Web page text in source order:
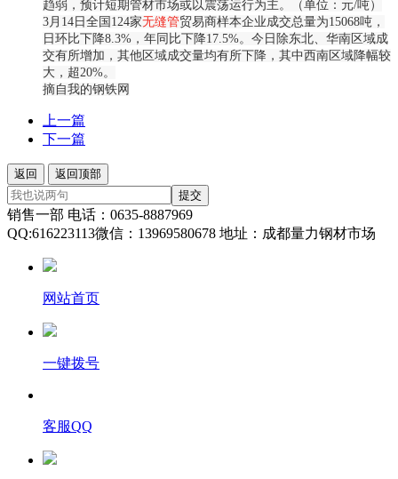
趋弱，预计短期管材市场或以震荡运行为主。（单位：元/吨）
3月14日全国124家无缝管贸易商样本企业成交总量为15068吨，
日环比下降8.3%，年同比下降17.5%。今日除东北、华南区域成
交有所增加，其他区域成交量均有所下降，其中西南区域降幅较
大，超20%。
摘自我的钢铁网
上一篇
下一篇
返回
返回顶部
提交
销售一部 电话：0635-8887969
QQ:616223113微信：13969580678 地址：成都量力钢材市场
网站首页
一键拨号
客服QQ